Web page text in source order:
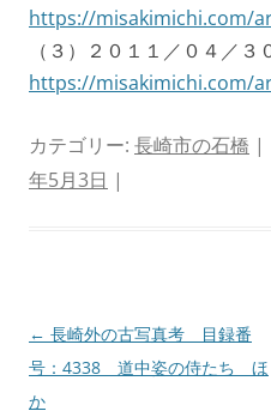
https://misakimichi.com/
（３）２０１１／０４／
https://misakimichi.com/
カテゴリー: 長崎市の石橋 |
年5月3日 |
投
稿
ナ
← 長崎外の古写真考 目録番
号：4338 道中姿の侍たち ほ
か